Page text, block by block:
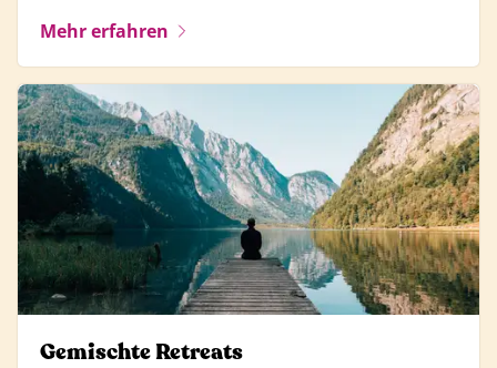
Mehr erfahren
Gemischte Retreats